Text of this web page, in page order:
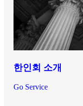
한인회 소개
Go Service